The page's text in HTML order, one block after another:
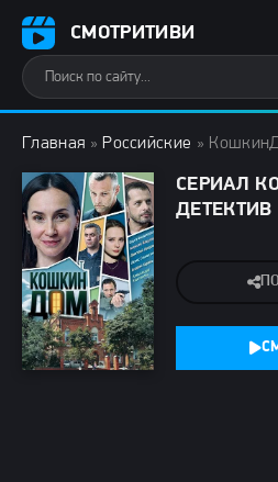
СМОТРИТИВИ
Главная » Российские »
СЕРИАЛ
ДЕТЕКТИВ